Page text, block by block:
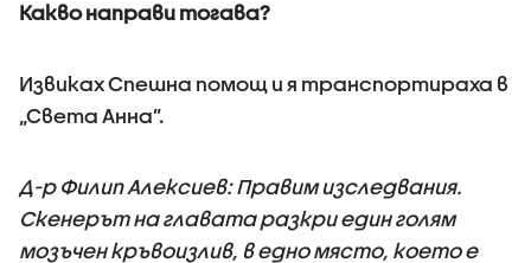
Какво направи тогава?
Извиках Спешна помощ и я транспортираха в
„Света Анна”.
Д-р Филип Алексиев: Правим изследвания.
Скенерът на главата разкри един голям
мозъчен кръвоизлив, в едно място, което е